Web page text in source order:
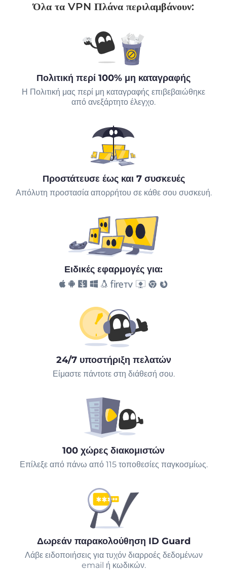
Όλα τα VPN Πλάνα περιλαμβάνουν:
Πολιτική περί 100% μη καταγραφής
Η Πολιτική μας περί μη καταγραφής επιβεβαιώθηκε
από ανεξάρτητο έλεγχο.
Προστάτευσε έως και 7 συσκευές
Απόλυτη προστασία απορρήτου σε κάθε σου συσκευή.
Ειδικές εφαρμογές για:
24/7 υποστήριξη πελατών
Είμαστε πάντοτε στη διάθεσή σου.
100 χώρες διακομιστών
Επίλεξε από πάνω από 115 τοποθεσίες παγκοσμίως.
Δωρεάν παρακολούθηση ID Guard
Λάβε ειδοποιήσεις για τυχόν διαρροές δεδομένων
email ή κωδικών.